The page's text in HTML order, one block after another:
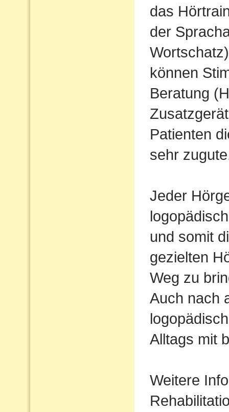
das
der
können
Beratung
Patienten
sehr
Jeder
und somit
gezielten
Weg zu
Auch nach
Alltags mit
Weitere